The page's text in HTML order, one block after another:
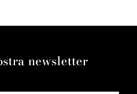
newsletter